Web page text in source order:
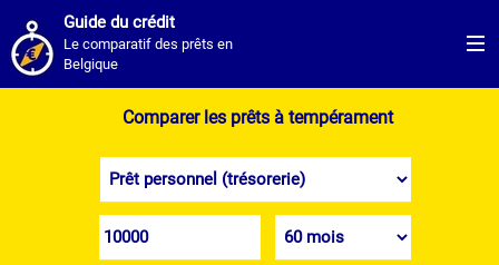
Guide du crédit
Le comparatif des prêts en
Belgique
Comparer les prêts à tempérament